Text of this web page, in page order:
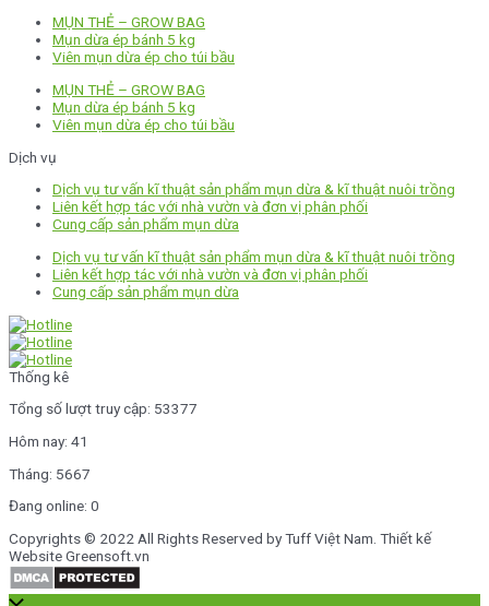
MỤN THẺ – GROW BAG
Mụn dừa ép bánh 5 kg
Viên mụn dừa ép cho túi bầu
MỤN THẺ – GROW BAG
Mụn dừa ép bánh 5 kg
Viên mụn dừa ép cho túi bầu
Dịch vụ
Dịch vụ tư vấn kĩ thuật sản phẩm mụn dừa & kĩ thuật nuôi trồng
Liên kết hợp tác với nhà vườn và đơn vị phân phối
Cung cấp sản phẩm mụn dừa
Dịch vụ tư vấn kĩ thuật sản phẩm mụn dừa & kĩ thuật nuôi trồng
Liên kết hợp tác với nhà vườn và đơn vị phân phối
Cung cấp sản phẩm mụn dừa
Thống kê
Tổng số lượt truy cập: 53377
Hôm nay: 41
Tháng: 5667
Đang online: 0
Copyrights © 2022 All Rights Reserved by Tuff Việt Nam. Thiết kế
Website Greensoft.vn
Scroll